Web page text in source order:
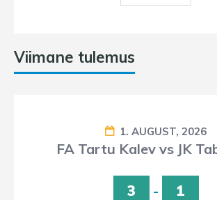
Viimane tulemus
1. AUGUST, 2026
FA Tartu Kalev vs JK
3 - 1